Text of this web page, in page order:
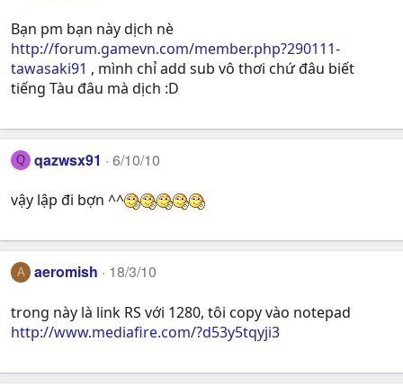
Bạn pm bạn này dịch nè
http://forum.gamevn.com/member.php?290111-
tawasaki91 , mình chỉ add sub vô thơi chứ đâu biết
tiếng Tàu đâu mà dịch :D
Q qazwsx91 6/10/10
vậy lập đi bợn ^^
A aeromish 18/3/10
trong này là link RS với 1280, tôi copy vào notepad
http://www.mediafire.com/?d53y5tqyji3